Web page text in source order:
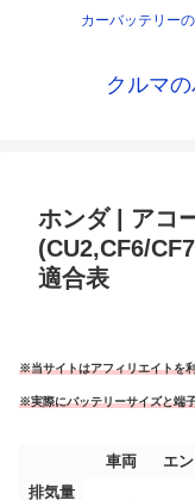
カーバッテリー
クルマ
ホンダ | アコ
(CU2,CF6/
適合表
※当サイトはアフィリエイトを
※実際にバッテリーサイズと端
排気量
車両 エ